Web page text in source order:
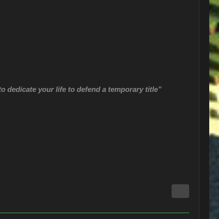
dedicate your life to defend a temporary title”